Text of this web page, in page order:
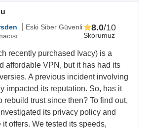
Eski Siber Güvenli
Skorumuz
8.0/10
recently purchased Ivacy) is a
affordable VPN, but it has had its
A previous incident involving
impacted its reputation. So, has it
rebuild trust since then? To find out,
its privacy policy and
offers. We tested its speeds,